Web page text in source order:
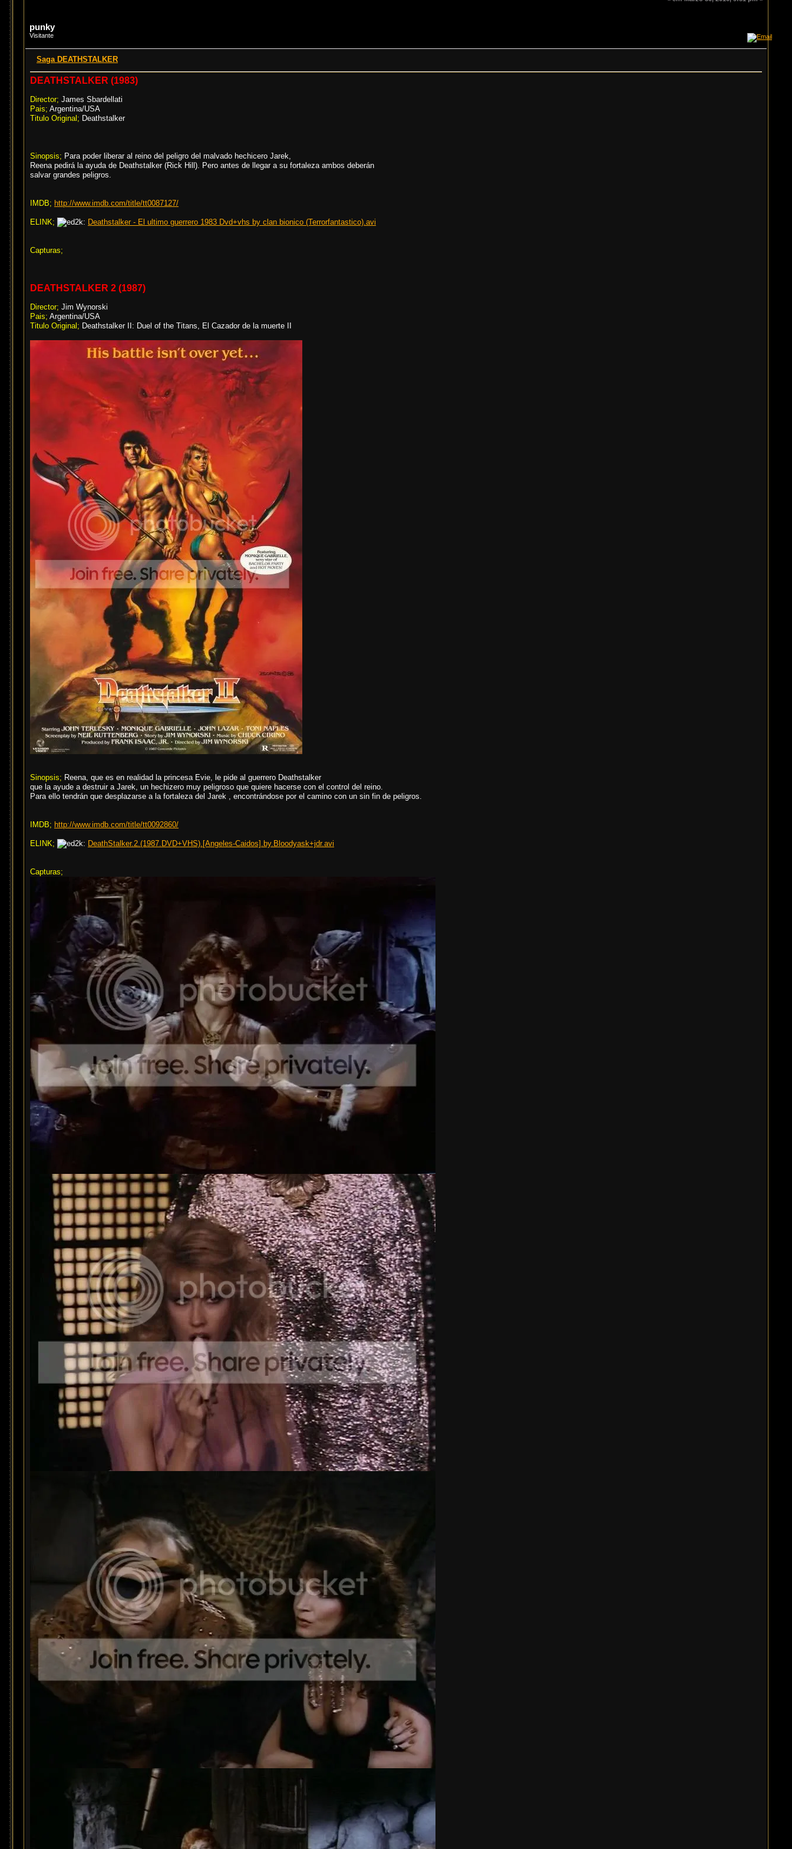
punky
Visitante
Saga DEATHSTALKER
DEATHSTALKER (1983)
Director; James Sbardellati
Pais; Argentina/USA
Titulo Original; Deathstalker
Sinopsis; Para poder liberar al reino del peligro del malvado hechicero Jarek,
Reena pedirá la ayuda de Deathstalker (Rick Hill). Pero antes de llegar a su fortaleza ambos deberán
salvar grandes peligros.
IMDB; http://www.imdb.com/title/tt0087127/
ELINK; Deathstalker - El ultimo guerrero 1983 Dvd+vhs by clan bionico (Terrorfantastico).avi
Capturas;
DEATHSTALKER 2 (1987)
Director; Jim Wynorski
Pais; Argentina/USA
Titulo Original; Deathstalker II: Duel of the Titans, El Cazador de la muerte II
Sinopsis; Reena, que es en realidad la princesa Evie, le pide al guerrero Deathstalker
que la ayude a destruir a Jarek, un hechizero muy peligroso que quiere hacerse con el control del reino.
Para ello tendrán que desplazarse a la fortaleza del Jarek , encontrándose por el camino con un sin fin de peligros.
IMDB; http://www.imdb.com/title/tt0092860/
ELINK; DeathStalker.2.(1987.DVD+VHS).[Angeles-Caidos].by.Bloodyask+jdr.avi
Capturas;